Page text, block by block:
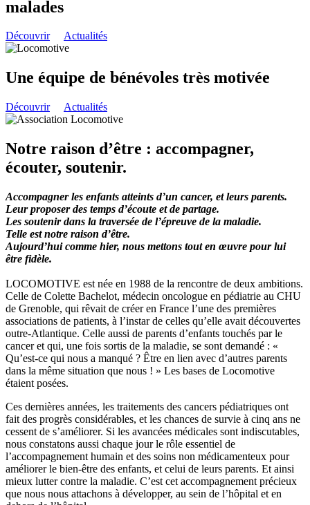
malades
Découvrir Actualités
Une équipe de bénévoles très motivée
Découvrir Actualités
Notre raison d’être : accompagner,
écouter, soutenir.
Accompagner les enfants atteints d’un cancer, et leurs parents.
Leur proposer des temps d’écoute et de partage.
Les soutenir dans la traversée de l’épreuve de la maladie.
Telle est notre raison d’être.
Aujourd’hui comme hier, nous mettons tout en œuvre pour lui
être fidèle.
LOCOMOTIVE est née en 1988 de la rencontre de deux ambitions.
Celle de Colette Bachelot, médecin oncologue en pédiatrie au CHU
de Grenoble, qui rêvait de créer en France l’une des premières
associations de patients, à l’instar de celles qu’elle avait découvertes
outre-Atlantique. Celle aussi de parents d’enfants touchés par le
cancer et qui, une fois sortis de la maladie, se sont demandé : «
Qu’est-ce qui nous a manqué ? Être en lien avec d’autres parents
dans la même situation que nous ! » Les bases de Locomotive
étaient posées.
Ces dernières années, les traitements des cancers pédiatriques ont
fait des progrès considérables, et les chances de survie à cinq ans ne
cessent de s’améliorer. Si les avancées médicales sont indiscutables,
nous constatons aussi chaque jour le rôle essentiel de
l’accompagnement humain et des soins non médicamenteux pour
améliorer le bien-être des enfants, et celui de leurs parents. Et ainsi
mieux lutter contre la maladie. C’est cet accompagnement précieux
que nous nous attachons à développer, au sein de l’hôpital et en